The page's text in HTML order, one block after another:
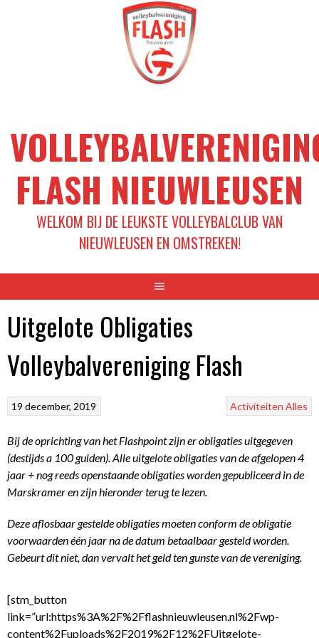
FLASH NIEUWLEUSEN
WELKOM BIJ DE LEUKSTE VOLLEYBALCLUB VAN
NIEUWLEUSEN EN OMSTREKEN!
Uitgelote Obligaties
Volleybalvereniging Flash
Activiteiten Alles
19 december, 2019
Bij de oprichting van het Flashpoint zijn er obligaties uitgegeven
(destijds a 100 gulden). Alle uitgelote obligaties van de afgelopen 4
jaar + nog reeds openstaande obligaties worden gepubliceerd in de
Marskramer en zijn hieronder terug te lezen.
Deze aflosbaar gestelde obligaties moeten conform de obligatie
voorwaarden één jaar na de datum betaalbaar gesteld worden.
Gebeurt dit niet, dan vervalt het geld ten gunste van de vereniging.
[stm_button
link=”url:https%3A%2F%2Fflashnieuwleusen.nl%2Fwp-
content%2Fuploads%2F2019%2F12%2FUitgelote-